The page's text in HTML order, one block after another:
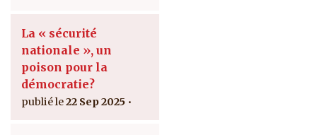
La « sécurité
nationale », un
poison pour la
démocratie?
22 Sep 2025